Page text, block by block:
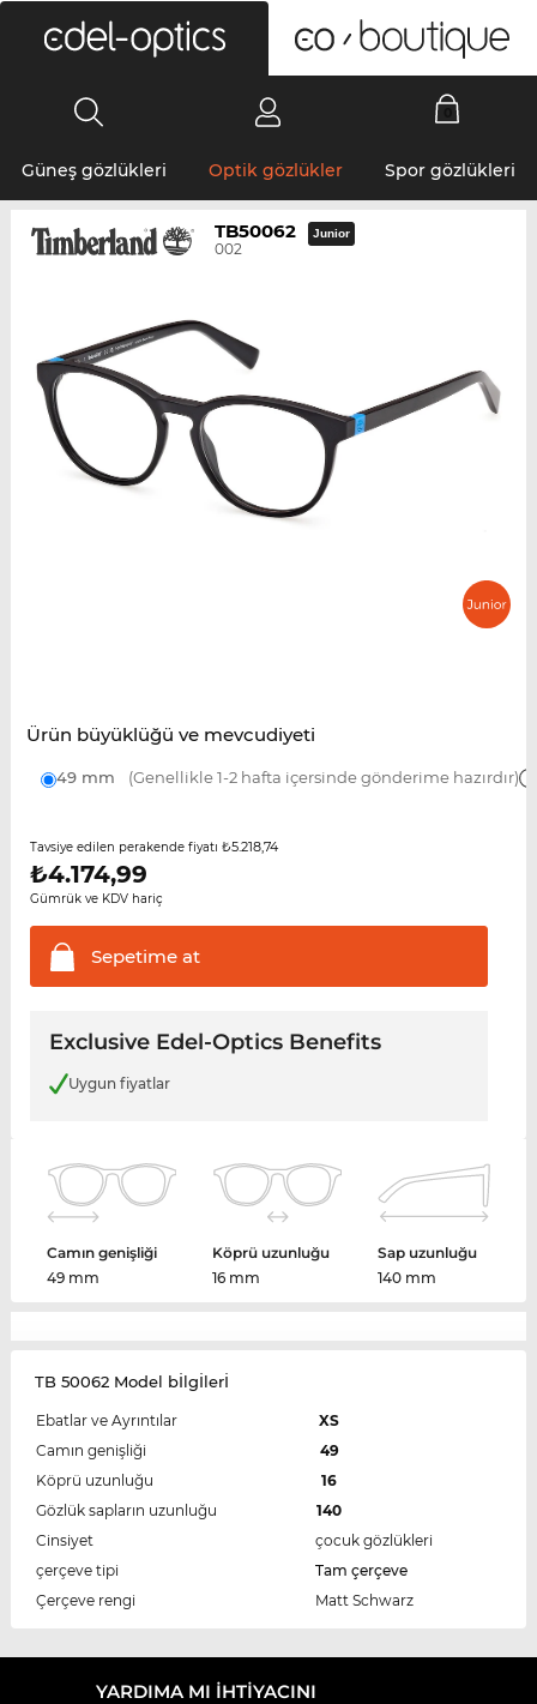
Güneş gözlükleri Optik gözlükler Spor gözlükleri
TB50062
002
Junior
Ürün büyüklüğü ve mevcudiyeti
49 mm (Genellikle 1-2 hafta içersinde gönderime hazırdır)
Tavsiye edilen perakende fiyatı ₺5.218,74
₺4.174,99
Gümrük ve KDV hariç
Sepetimeat
Exclusive Edel-Optics Benefits
Uygun fiyatlar
Camın genişliği
49 mm
Köprü uzunluğu
16 mm
Sap uzunluğu
140 mm
TB 50062 Model bİlgİlerİ
Ebatlar ve Ayrıntılar
XS
Camın genişliği
49
Köprü uzunluğu
16
Gözlük sapların uzunluğu
140
Cinsiyet
çocuk gözlükleri
çerçeve tipi
Tam çerçeve
Çerçeve rengi
Matt Schwarz
YARDIMA MI IHTIYACINI